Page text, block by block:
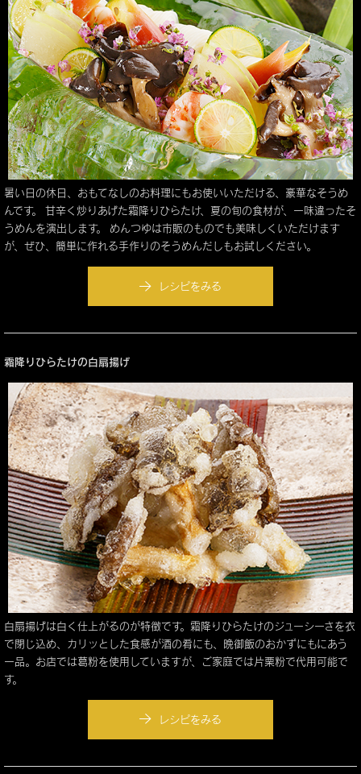
暑い日の休日、おもてなしのお料理にもお使いいただける、豪華なそうめ
んです。 甘辛く炒りあげた霜降りひらたけ、夏の旬の食材が、一味違ったそ
うめんを演出します。 めんつゆは市販のものでも美味しくいただけます
が、ぜひ、簡単に作れる手作りのそうめんだしもお試しください。
レシピをみる
霜降りひらたけの白扇揚げ
白扇揚げは白く仕上がるのが特徴です。霜降りひらたけのジューシーさを衣
で閉じ込め、カリッとした食感が酒の肴にも、晩御飯のおかずにもにあう
一品。お店では葛粉を使用していますが、ご家庭では片栗粉で代用可能で
す。
レシピをみる